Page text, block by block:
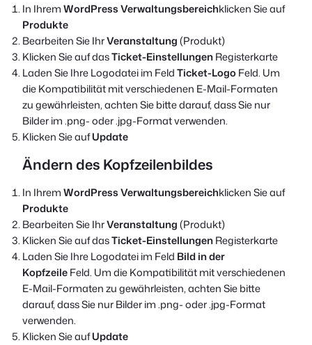
In IhremWordPress Verwaltungsbereichklicken Sie auf
Produkte
Bearbeiten Sie IhrVeranstaltung(Produkt)
Klicken Sie auf dasTicket-EinstellungenRegisterkarte
Laden Sie Ihre Logodatei im FeldTicket-LogoFeld. Um
die Kompatibilität mit verschiedenen E-Mail-Formaten
zu gewährleisten, achten Sie bitte darauf, dass Sie nur
Bilder im .png- oder .jpg-Format verwenden.
Klicken Sie aufUpdate
Ändern des Kopfzeilenbildes
In IhremWordPress Verwaltungsbereichklicken Sie auf
Produkte
Bearbeiten Sie IhrVeranstaltung(Produkt)
Klicken Sie auf dasTicket-EinstellungenRegisterkarte
Laden Sie Ihre Logodatei im Feld Bild in der
KopfzeileFeld. Um die Kompatibilität mit verschiedenen
E-Mail-Formaten zu gewährleisten, achten Sie bitte
darauf, dass Sie nur Bilder im .png- oder .jpg-Format
verwenden.
Klicken Sie aufUpdate